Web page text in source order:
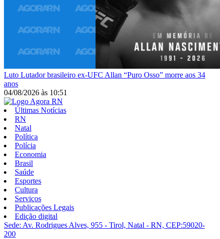
Luto Lutador brasileiro ex-UFC Allan “Puro Osso” morre aos 34
anos
04/08/2026 às 10:51
Últimas Notícias
RN
Natal
Política
Polícia
Economia
Brasil
Saúde
Esportes
Cultura
Serviços
Publicações Legais
Edição digital
Sede: Av. Rodrigues Alves, 955 - Tirol, Natal - RN, CEP:59020-
200